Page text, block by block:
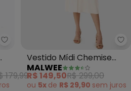
Quintess - Vestido (Marrom)
179,99
Vestido Mídi Chemise
(Off White)
MALWEE
R$ 149,50R$ 299,00
ou 5x de R$ 29,90 sem juros